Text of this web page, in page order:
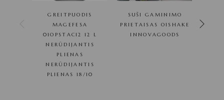
GREITPUODIS
MAGEFESA
01OPSTAC12 12 L
NERŪDIJANTIS
PLIENAS
NERŪDIJANTIS
PLIENAS 18/10
SUŠI GAMINIMO
PRIETAISAS OISHAKE
INNOVAGOODS